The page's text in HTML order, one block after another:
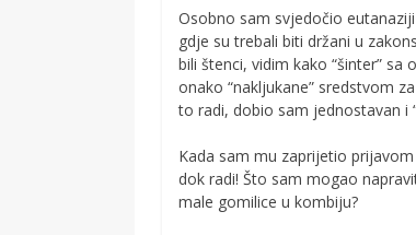
Osobno sam svjedočio
gdje su trebali biti držani u
bili štenci, vidim kako “šinter”
onako “nakljukane” sredstvom
to radi, dobio sam jednostavan i
Kada sam mu zaprijetio
dok radi! Što sam mogao
male gomilice u kombiju?